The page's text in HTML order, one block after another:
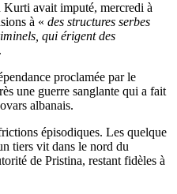
avait imputé, mercredi à
à « des structures serbes
qui érigent des
proclamée par le
une guerre sanglante qui a fait
albanais.
épisodiques. Les quelque
tiers vit dans le nord du
de Pristina, restant fidèles à